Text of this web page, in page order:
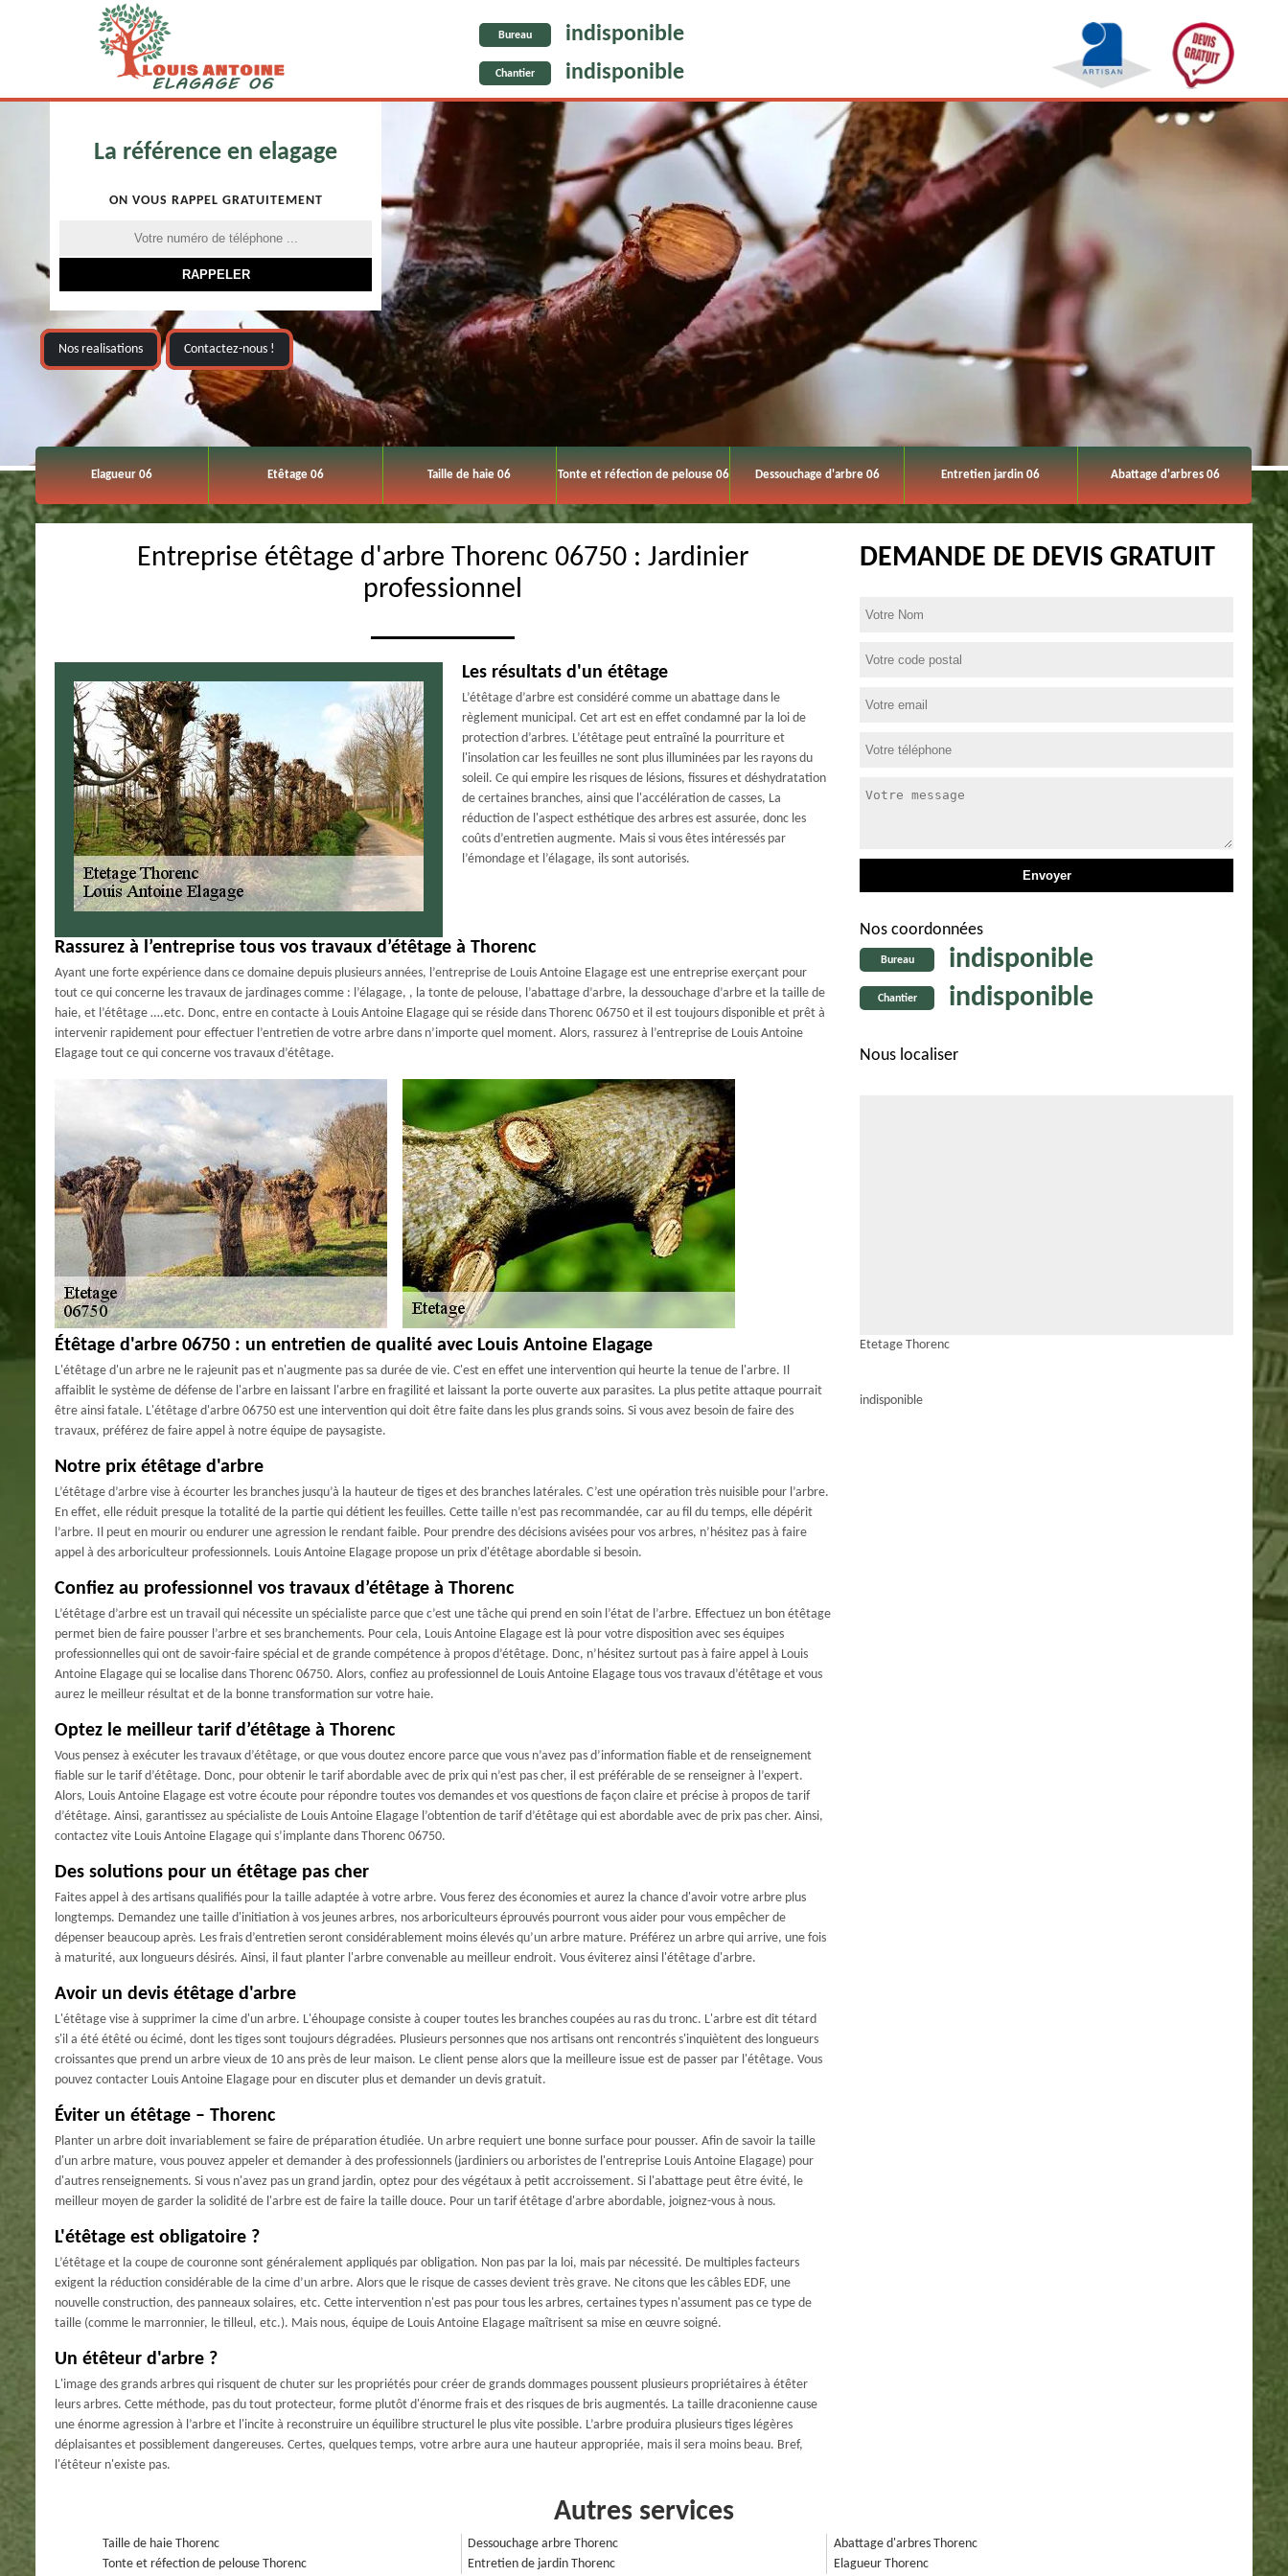
Bureau indisponible
Chantier indisponible
La référence en elagage
ON VOUS RAPPEL GRATUITEMENT
Nos realisations Contactez-nous !
Elagueur 06 Etêtage 06 Taille de haie 06 Tonte et réfection de pelouse 06 Dessouchage d'arbre 06 Entretien jardin 06 Abattage d'arbres 06
Entreprise étêtage d'arbre Thorenc 06750 : Jardinier
professionnel
Les résultats d'un étêtage
L’étêtage d’arbre est considéré comme un abattage dans le
règlement municipal. Cet art est en effet condamné par la loi de
protection d’arbres. L’étêtage peut entraîné la pourriture et
l'insolation car les feuilles ne sont plus illuminées par les rayons du
soleil. Ce qui empire les risques de lésions, fissures et déshydratation
de certaines branches, ainsi que l'accélération de casses, La
réduction de l'aspect esthétique des arbres est assurée, donc les
coûts d’entretien augmente. Mais si vous êtes intéressés par
l’émondage et l’élagage, ils sont autorisés.
Rassurez à l’entreprise tous vos travaux d’étêtage à Thorenc
Ayant une forte expérience dans ce domaine depuis plusieurs années, l’entreprise de Louis Antoine Elagage est une entreprise exerçant pour
tout ce qui concerne les travaux de jardinages comme : l’élagage, , la tonte de pelouse, l’abattage d’arbre, la dessouchage d’arbre et la taille de
haie, et l’étêtage ….etc. Donc, entre en contacte à Louis Antoine Elagage qui se réside dans Thorenc 06750 et il est toujours disponible et prêt à
intervenir rapidement pour effectuer l’entretien de votre arbre dans n’importe quel moment. Alors, rassurez à l’entreprise de Louis Antoine
Elagage tout ce qui concerne vos travaux d’étêtage.
Étêtage d'arbre 06750 : un entretien de qualité avec Louis Antoine Elagage
L'étêtage d'un arbre ne le rajeunit pas et n'augmente pas sa durée de vie. C'est en effet une intervention qui heurte la tenue de l'arbre. Il
affaiblit le système de défense de l'arbre en laissant l'arbre en fragilité et laissant la porte ouverte aux parasites. La plus petite attaque pourrait
être ainsi fatale. L'étêtage d'arbre 06750 est une intervention qui doit être faite dans les plus grands soins. Si vous avez besoin de faire des
travaux, préférez de faire appel à notre équipe de paysagiste.
Notre prix étêtage d'arbre
L’étêtage d’arbre vise à écourter les branches jusqu’à la hauteur de tiges et des branches latérales. C’est une opération très nuisible pour l’arbre.
En effet, elle réduit presque la totalité de la partie qui détient les feuilles. Cette taille n’est pas recommandée, car au fil du temps, elle dépérit
l’arbre. Il peut en mourir ou endurer une agression le rendant faible. Pour prendre des décisions avisées pour vos arbres, n’hésitez pas à faire
appel à des arboriculteur professionnels. Louis Antoine Elagage propose un prix d'étêtage abordable si besoin.
Confiez au professionnel vos travaux d’étêtage à Thorenc
L’étêtage d’arbre est un travail qui nécessite un spécialiste parce que c’est une tâche qui prend en soin l’état de l’arbre. Effectuez un bon étêtage
permet bien de faire pousser l’arbre et ses branchements. Pour cela, Louis Antoine Elagage est là pour votre disposition avec ses équipes
professionnelles qui ont de savoir-faire spécial et de grande compétence à propos d’étêtage. Donc, n’hésitez surtout pas à faire appel à Louis
Antoine Elagage qui se localise dans Thorenc 06750. Alors, confiez au professionnel de Louis Antoine Elagage tous vos travaux d’étêtage et vous
aurez le meilleur résultat et de la bonne transformation sur votre haie.
Optez le meilleur tarif d’étêtage à Thorenc
Vous pensez à exécuter les travaux d’étêtage, or que vous doutez encore parce que vous n’avez pas d’information fiable et de renseignement
fiable sur le tarif d’étêtage. Donc, pour obtenir le tarif abordable avec de prix qui n’est pas cher, il est préférable de se renseigner à l’expert.
Alors, Louis Antoine Elagage est votre écoute pour répondre toutes vos demandes et vos questions de façon claire et précise à propos de tarif
d’étêtage. Ainsi, garantissez au spécialiste de Louis Antoine Elagage l’obtention de tarif d’étêtage qui est abordable avec de prix pas cher. Ainsi,
contactez vite Louis Antoine Elagage qui s’implante dans Thorenc 06750.
Des solutions pour un étêtage pas cher
Faites appel à des artisans qualifiés pour la taille adaptée à votre arbre. Vous ferez des économies et aurez la chance d'avoir votre arbre plus
longtemps. Demandez une taille d'initiation à vos jeunes arbres, nos arboriculteurs éprouvés pourront vous aider pour vous empêcher de
dépenser beaucoup après. Les frais d’entretien seront considérablement moins élevés qu’un arbre mature. Préférez un arbre qui arrive, une fois
à maturité, aux longueurs désirés. Ainsi, il faut planter l'arbre convenable au meilleur endroit. Vous éviterez ainsi l'étêtage d'arbre.
Avoir un devis étêtage d'arbre
L'étêtage vise à supprimer la cime d'un arbre. L'éhoupage consiste à couper toutes les branches coupées au ras du tronc. L'arbre est dit tétard
s'il a été étêté ou écimé, dont les tiges sont toujours dégradées. Plusieurs personnes que nos artisans ont rencontrés s'inquiètent des longueurs
croissantes que prend un arbre vieux de 10 ans près de leur maison. Le client pense alors que la meilleure issue est de passer par l'étêtage. Vous
pouvez contacter Louis Antoine Elagage pour en discuter plus et demander un devis gratuit.
Éviter un étêtage – Thorenc
Planter un arbre doit invariablement se faire de préparation étudiée. Un arbre requiert une bonne surface pour pousser. Afin de savoir la taille
d'un arbre mature, vous pouvez appeler et demander à des professionnels (jardiniers ou arboristes de l'entreprise Louis Antoine Elagage) pour
d'autres renseignements. Si vous n'avez pas un grand jardin, optez pour des végétaux à petit accroissement. Si l'abattage peut être évité, le
meilleur moyen de garder la solidité de l'arbre est de faire la taille douce. Pour un tarif étêtage d'arbre abordable, joignez-vous à nous.
L'étêtage est obligatoire ?
L’étêtage et la coupe de couronne sont généralement appliqués par obligation. Non pas par la loi, mais par nécessité. De multiples facteurs
exigent la réduction considérable de la cime d’un arbre. Alors que le risque de casses devient très grave. Ne citons que les câbles EDF, une
nouvelle construction, des panneaux solaires, etc. Cette intervention n'est pas pour tous les arbres, certaines types n'assument pas ce type de
taille (comme le marronnier, le tilleul, etc.). Mais nous, équipe de Louis Antoine Elagage maîtrisent sa mise en œuvre soigné.
Un étêteur d'arbre ?
L'image des grands arbres qui risquent de chuter sur les propriétés pour créer de grands dommages poussent plusieurs propriétaires à étêter
leurs arbres. Cette méthode, pas du tout protecteur, forme plutôt d'énorme frais et des risques de bris augmentés. La taille draconienne cause
une énorme agression à l’arbre et l'incite à reconstruire un équilibre structurel le plus vite possible. L’arbre produira plusieurs tiges légères
déplaisantes et possiblement dangereuses. Certes, quelques temps, votre arbre aura une hauteur appropriée, mais il sera moins beau. Bref,
l'étêteur n'existe pas.
DEMANDE DE DEVIS GRATUIT
Nos coordonnées
Bureau indisponible
Chantier indisponible
Nous localiser
Etetage Thorenc
indisponible
Autres services
Taille de haie Thorenc
Tonte et réfection de pelouse Thorenc
Dessouchage arbre Thorenc
Entretien de jardin Thorenc
Abattage d'arbres Thorenc
Elagueur Thorenc